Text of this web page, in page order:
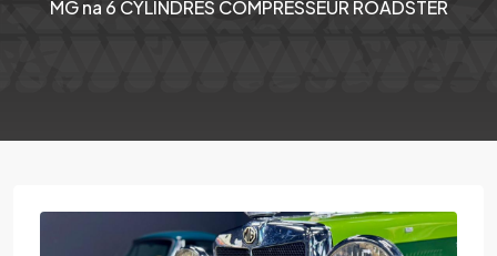
MG na 6 CYLINDRES COMPRESSEUR ROADSTER